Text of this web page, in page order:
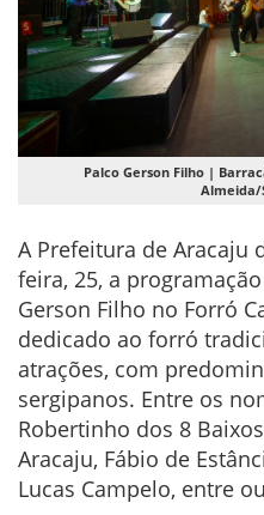
Palco Gerson Filho |
Almeida/
A Prefeitura de Aracaju
feira, 25, a
Gerson Filho no Forró
dedicado ao forró
atrações, com
sergipanos. Entre os
Robertinho dos 8
Aracaju, Fábio de
Lucas Campelo, entre